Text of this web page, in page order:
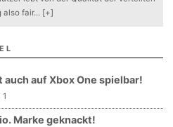
also fair... [+]
auf Xbox One spielbar!
1
Marke geknackt!